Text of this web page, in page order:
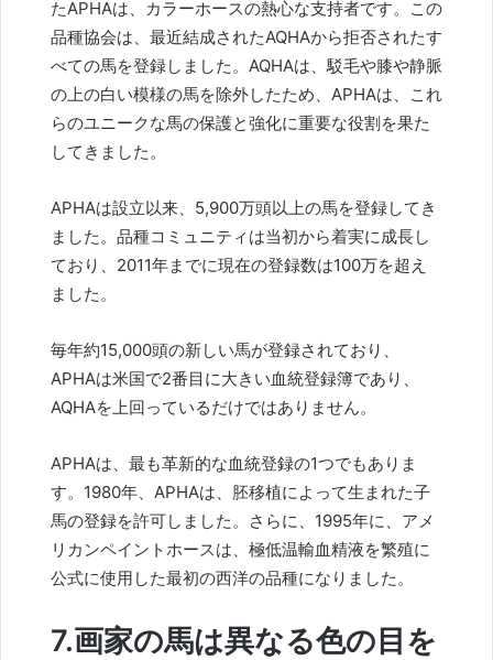
たAPHAは、カラーホースの熱心な支持者です。この
品種協会は、最近結成されたAQHAから拒否されたす
べての馬を登録しました。AQHAは、駁毛や膝や静脈
の上の白い模様の馬を除外したため、APHAは、これ
らのユニークな馬の保護と強化に重要な役割を果た
してきました。
APHAは設立以来、5,900万頭以上の馬を登録してき
ました。品種コミュニティは当初から着実に成長し
ており、2011年までに現在の登録数は100万を超え
ました。
毎年約15,000頭の新しい馬が登録されており、
APHAは米国で2番目に大きい血統登録簿であり、
AQHAを上回っているだけではありません。
APHAは、最も革新的な血統登録の1つでもありま
す。1980年、APHAは、胚移植によって生まれた子
馬の登録を許可しました。さらに、1995年に、アメ
リカンペイントホースは、極低温輸血精液を繁殖に
公式に使用した最初の西洋の品種になりました。
7.画家の馬は異なる色の目を